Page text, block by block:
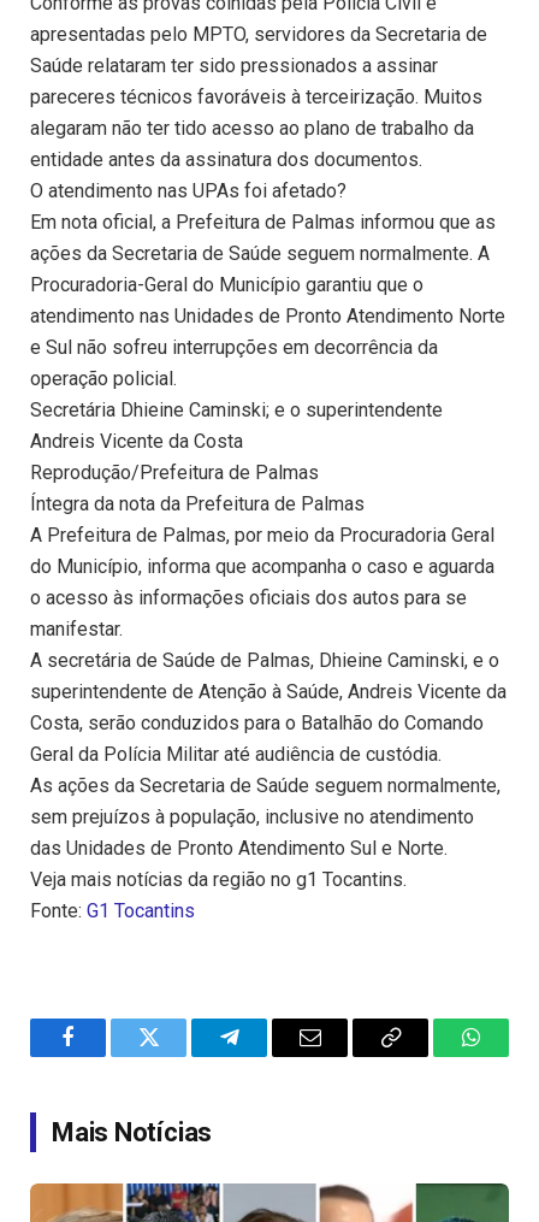
apresentadas pelo MPTO, servidores da Secretaria de
Saúde relataram ter sido pressionados a assinar
pareceres técnicos favoráveis à terceirização. Muitos
alegaram não ter tido acesso ao plano de trabalho da
entidade antes da assinatura dos documentos.
O atendimento nas UPAs foi afetado?
Em nota oficial, a Prefeitura de Palmas informou que as
ações da Secretaria de Saúde seguem normalmente. A
Procuradoria-Geral do Município garantiu que o
atendimento nas Unidades de Pronto Atendimento Norte
e Sul não sofreu interrupções em decorrência da
operação policial.
Secretária Dhieine Caminski; e o superintendente
Andreis Vicente da Costa
Reprodução/Prefeitura de Palmas
Íntegra da nota da Prefeitura de Palmas
A Prefeitura de Palmas, por meio da Procuradoria Geral
do Município, informa que acompanha o caso e aguarda
o acesso às informações oficiais dos autos para se
manifestar.
A secretária de Saúde de Palmas, Dhieine Caminski, e o
superintendente de Atenção à Saúde, Andreis Vicente da
Costa, serão conduzidos para o Batalhão do Comando
Geral da Polícia Militar até audiência de custódia.
As ações da Secretaria de Saúde seguem normalmente,
sem prejuízos à população, inclusive no atendimento
das Unidades de Pronto Atendimento Sul e Norte.
Veja mais notícias da região no g1 Tocantins.
Fonte: G1 Tocantins
FacebookTwitter TelegramEmail
Copy
Mais Notícias